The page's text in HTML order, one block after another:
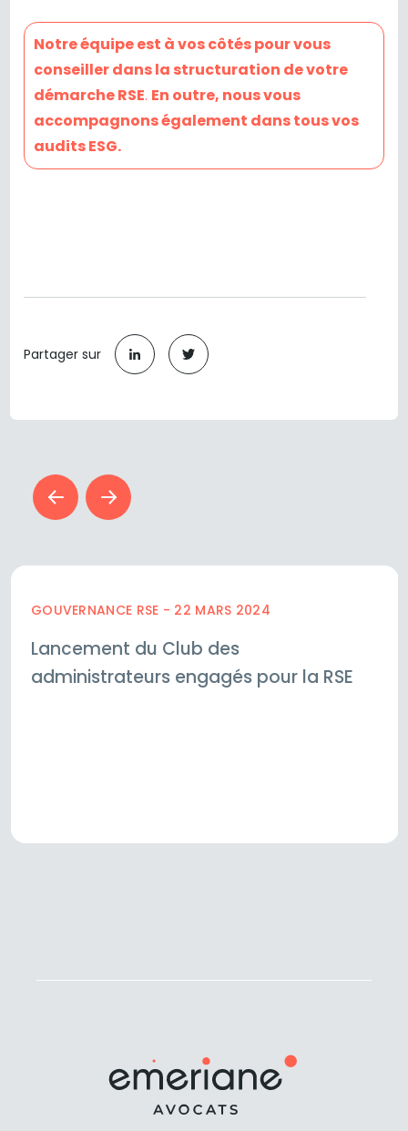
Notre équipe est à vos côtés pour vous
conseiller dans la structuration de votre
démarche RSE. En outre, nous vous
accompagnons également dans tous vos
audits ESG.
Partager sur
GOUVERNANCE RSE - 22 MARS 2024
Lancement du Club des
administrateurs engagés pour la RSE